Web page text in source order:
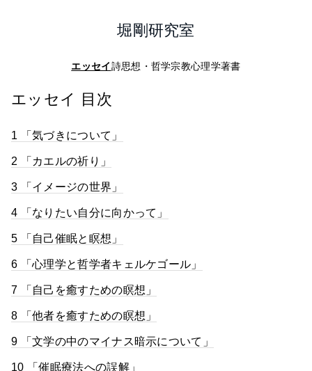
堀剛研究室
エッセイ詩思想・哲学宗教心理学著書
エッセイ 目次
1 「気づきについて」
2 「カエルの祈り」
3 「イメージの世界」
4 「なりたい自分に向かって」
5 「自己催眠と瞑想」
6 「心理学と哲学者キェルケゴール」
7 「自己を癒すための瞑想」
8 「他者を癒すための瞑想」
9 「文学の中のマイナス暗示について」
10 「催眠療法への誤解」